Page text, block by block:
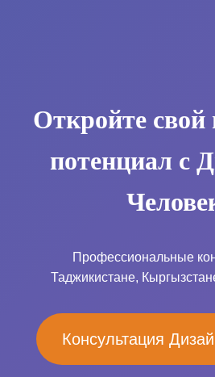
Откройте
потенциал с
Профессиональные
Таджикистане,
Консультация